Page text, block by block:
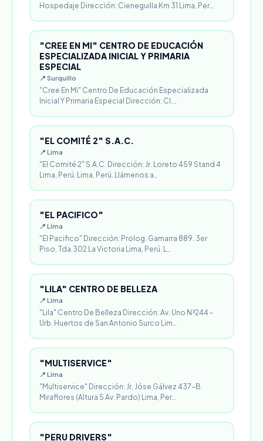
Hospedaje Dirección: Cieneguilla Km 31 Lima, Per…
"CREE EN MI" CENTRO DE EDUCACIÓN
ESPECIALIZADA INICIAL Y PRIMARIA
ESPECIAL
📍 Surquillo
"Cree En Mi" Centro De Educación Especializada
Inicial Y Primaria Especial Dirección: Cl.…
"EL COMITÉ 2" S.A.C.
📍 Lima
"El Comité 2" S.A.C. Dirección: Jr. Loreto 459 Stand 4
Lima, Perú. Lima, Perú. Llámenos a…
"EL PACIFICO"
📍 Lima
"El Pacifico" Dirección: Prolog. Gamarra 889. 3er
Piso, Tda.302 La Victoria Lima, Perú. L…
"LILA" CENTRO DE BELLEZA
📍 Lima
"Lila" Centro De Belleza Dirección: Av. Uno N³244 -
Urb. Huertos de San Antonio Surco Lim…
"MULTISERVICE"
📍 Lima
"Multiservice" Dirección: Jr. Jóse Gálvez 437-B
Miraflores (Altura 5 Av. Pardo) Lima, Per…
"PERU DRIVERS"